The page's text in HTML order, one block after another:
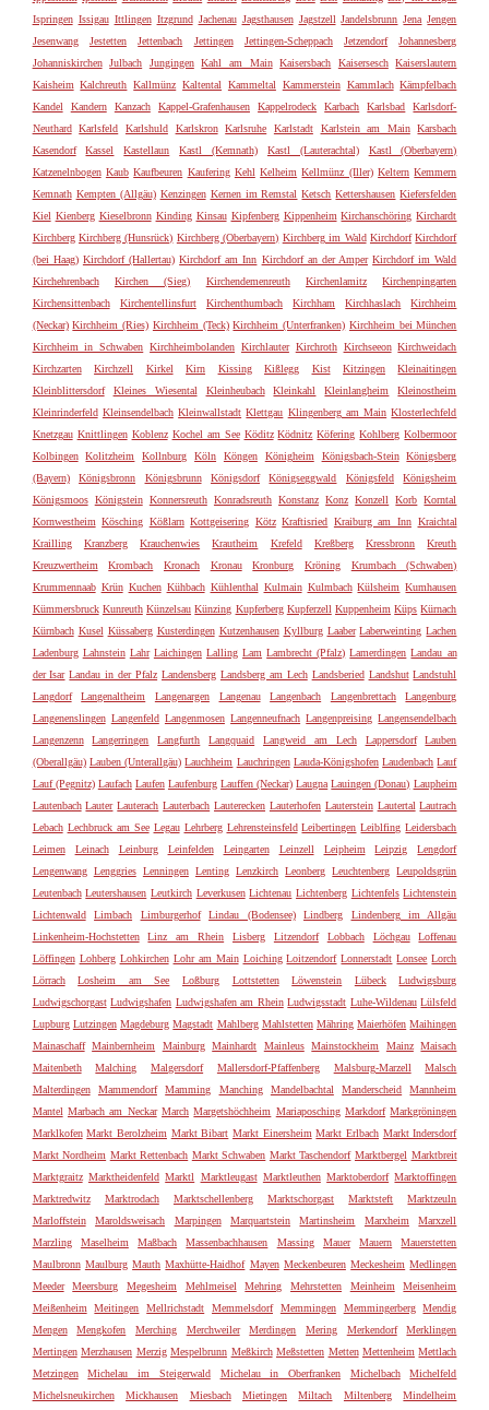
Ispringen Issigau Ittlingen Itzgrund Jachenau Jagsthausen Jagstzell Jandelsbrunn Jena Jengen
Jesenwang
Jestetten Jettenbach Jettingen Jettingen-Scheppach Jetzendorf
Johannesberg
Johanniskirchen
Julbach Jungingen Kahl am Main Kaisersbach Kaisersesch
Kaiserslautern
Kaisheim Kalchreuth Kallmünz Kaltental Kammeltal Kammerstein Kammlach Kämpfelbach
Kandel
Kandern Kanzach Kappel-Grafenhausen Kappelrodeck Karbach Karlsbad
Karlsdorf-
Neuthard
Karlsfeld Karlshuld Karlskron Karlsruhe Karlstadt Karlstein am Main
Karsbach
Kasendorf
Kassel Kastellaun Kastl (Kemnath) Kastl (Lauterachtal)
Kastl (Oberbayern)
Katzenelnbogen Kaub Kaufbeuren Kaufering Kehl Kelheim Kellmünz (Iller) Keltern Kemmern
Kemnath Kempten (Allgäu) Kenzingen Kernen im Remstal Ketsch Kettershausen Kiefersfelden
Kiel Kienberg Kieselbronn Kinding Kinsau Kipfenberg Kippenheim Kirchanschöring Kirchardt
Kirchberg Kirchberg (Hunsrück) Kirchberg (Oberbayern) Kirchberg im Wald Kirchdorf Kirchdorf
(bei Haag) Kirchdorf (Hallertau) Kirchdorf am Inn Kirchdorf an der Amper Kirchdorf im Wald
Kirchehrenbach
Kirchen (Sieg) Kirchendemenreuth Kirchenlamitz
Kirchenpingarten
Kirchensittenbach
Kirchentellinsfurt Kirchenthumbach Kirchham Kirchhaslach
Kirchheim
(Neckar) Kirchheim (Ries) Kirchheim (Teck) Kirchheim (Unterfranken) Kirchheim bei München
Kirchheim in Schwaben Kirchheimbolanden Kirchlauter Kirchroth Kirchseeon Kirchweidach
Kirchzarten
Kirchzell Kirkel Kirn Kissing Kißlegg Kist Kitzingen
Kleinaitingen
Kleinblittersdorf
Kleines Wiesental Kleinheubach Kleinkahl Kleinlangheim
Kleinostheim
Kleinrinderfeld Kleinsendelbach Kleinwallstadt Klettgau Klingenberg am Main Klosterlechfeld
Knetzgau Knittlingen Koblenz Kochel am See Köditz Ködnitz Köfering Kohlberg Kolbermoor
Kolbingen
Kolitzheim Kollnburg Köln Köngen Königheim Königsbach-Stein
Königsberg
(Bayern)
Königsbronn Königsbrunn Königsdorf Königseggwald Königsfeld
Königsheim
Königsmoos Königstein Konnersreuth Konradsreuth Konstanz Konz Konzell Korb Korntal
Kornwestheim Kösching Kößlarn Kottgeisering Kötz Kraftisried Kraiburg am Inn Kraichtal
Krailling
Kranzberg Krauchenwies Krautheim Krefeld Kreßberg Kressbronn
Kreuth
Kreuzwertheim
Krombach Kronach Kronau Kronburg Kröning
Krumbach (Schwaben)
Krummennaab Krün Kuchen Kühbach Kühlenthal Kulmain Kulmbach Külsheim Kumhausen
Kümmersbruck Kunreuth Künzelsau Künzing Kupferberg Kupferzell Kuppenheim Küps Kürnach
Kürnbach Kusel Küssaberg Kusterdingen Kutzenhausen Kyllburg Laaber Laberweinting Lachen
Ladenburg Lahnstein Lahr Laichingen Lalling Lam Lambrecht (Pfalz) Lamerdingen Landau an
der Isar Landau in der Pfalz Landensberg Landsberg am Lech Landsberied Landshut Landstuhl
Langdorf
Langenaltheim Langenargen Langenau Langenbach Langenbrettach
Langenburg
Langenenslingen Langenfeld Langenmosen Langenneufnach Langenpreising Langensendelbach
Langenzenn
Langerringen Langfurth Langquaid Langweid am Lech Lappersdorf
Lauben
(Oberallgäu) Lauben (Unterallgäu) Lauchheim Lauchringen Lauda-Königshofen Laudenbach Lauf
Lauf (Pegnitz) Laufach Laufen Laufenburg Lauffen (Neckar) Laugna Lauingen (Donau) Laupheim
Lautenbach Lauter Lauterach Lauterbach Lauterecken Lauterhofen Lauterstein Lautertal Lautrach
Lebach Lechbruck am See Legau Lehrberg Lehrensteinsfeld Leibertingen Leiblfing Leidersbach
Leimen
Leinach Leinburg Leinfelden Leingarten Leinzell Leipheim Leipzig
Lengdorf
Lengenwang Lenggries Lenningen Lenting Lenzkirch Leonberg Leuchtenberg Leupoldsgrün
Leutenbach Leutershausen Leutkirch Leverkusen Lichtenau Lichtenberg Lichtenfels Lichtenstein
Lichtenwald
Limbach Limburgerhof Lindau (Bodensee) Lindberg
Lindenberg im Allgäu
Linkenheim-Hochstetten
Linz am Rhein Lisberg Litzendorf Lobbach Löchgau
Loffenau
Löffingen Lohberg Lohkirchen Lohr am Main Loiching Loitzendorf Lonnerstadt Lonsee Lorch
Lörrach
Losheim am See Loßburg Lottstetten Löwenstein Lübeck
Ludwigsburg
Ludwigschorgast Ludwigshafen Ludwigshafen am Rhein Ludwigsstadt Luhe-Wildenau Lülsfeld
Lupburg Lutzingen Magdeburg Magstadt Mahlberg Mahlstetten Mähring Maierhöfen Maihingen
Mainaschaff Mainbernheim Mainburg Mainhardt Mainleus Mainstockheim Mainz Maisach
Maitenbeth
Malching Malgersdorf Mallersdorf-Pfaffenberg Malsburg-Marzell
Malsch
Malterdingen
Mammendorf Mamming Manching Mandelbachtal Manderscheid
Mannheim
Mantel Marbach am Neckar March Margetshöchheim Mariaposching Markdorf Markgröningen
Marklkofen Markt Berolzheim Markt Bibart Markt Einersheim Markt Erlbach Markt Indersdorf
Markt Nordheim Markt Rettenbach Markt Schwaben Markt Taschendorf Marktbergel Marktbreit
Marktgraitz Marktheidenfeld Marktl Marktleugast Marktleuthen Marktoberdorf Marktoffingen
Marktredwitz
Marktrodach Marktschellenberg Marktschorgast Marktsteft
Marktzeuln
Marloffstein
Maroldsweisach Marpingen Marquartstein Martinsheim Marxheim
Marxzell
Marzling
Maselheim Maßbach Massenbachhausen Massing Mauer Mauern
Mauerstetten
Maulbronn Maulburg Mauth Maxhütte-Haidhof Mayen Meckenbeuren Meckesheim Medlingen
Meeder
Meersburg Megesheim Mehlmeisel Mehring Mehrstetten Meinheim
Meisenheim
Meißenheim
Meitingen Mellrichstadt Memmelsdorf Memmingen Memmingerberg
Mendig
Mengen
Mengkofen Merching Merchweiler Merdingen Mering Merkendorf
Merklingen
Mertingen Merzhausen Merzig Mespelbrunn Meßkirch Meßstetten Metten Mettenheim Mettlach
Metzingen
Michelau im Steigerwald Michelau in Oberfranken Michelbach
Michelfeld
Michelsneukirchen
Mickhausen Miesbach Mietingen Miltach Miltenberg
Mindelheim